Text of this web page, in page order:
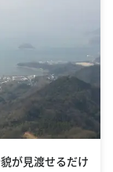
が見渡せるだけ